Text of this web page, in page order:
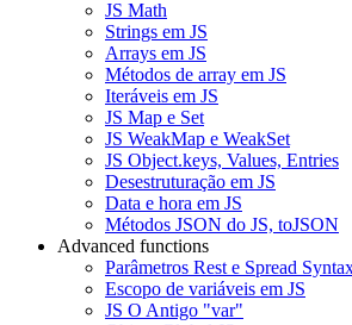
JS Math
Strings em JS
Arrays em JS
Métodos de array em JS
Iteráveis em JS
JS Map e Set
JS WeakMap e WeakSet
JS Object.keys, Values, Entries
Desestruturação em JS
Data e hora em JS
Métodos JSON do JS, toJSON
Advanced functions
Parâmetros Rest e Spread
Escopo de variáveis em JS
JS O Antigo "var"